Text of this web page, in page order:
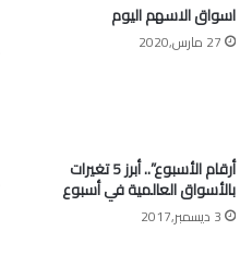
اسواق الاسهم اليوم
27 مارس,2020
أرقام الأسبوع”.. أبرز 5 تغيرات
بالأسواق العالمية في أسبوع
3 ديسمبر,2017